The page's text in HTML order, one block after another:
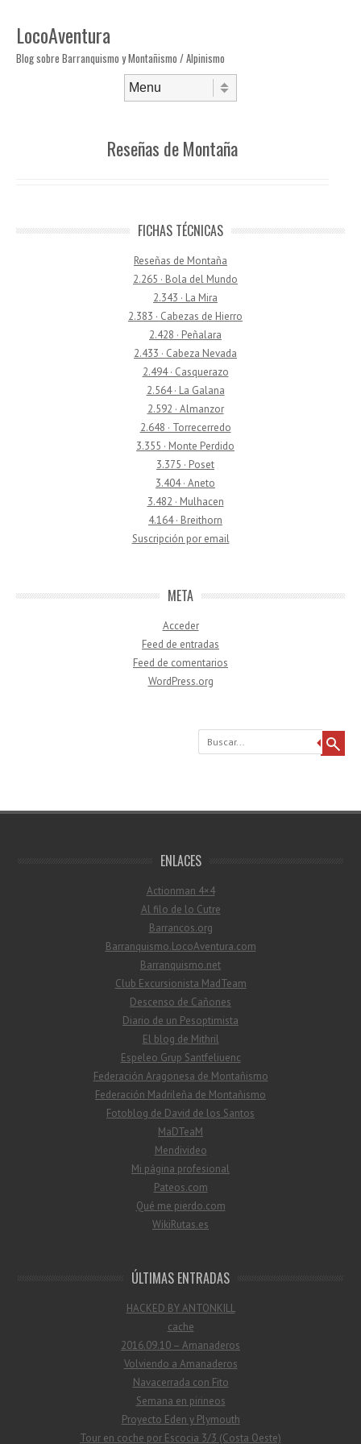
LocoAventura
Blog sobre Barranquismo y Montañismo / Alpinismo
Reseñas de Montaña
FICHAS TÉCNICAS
Reseñas de Montaña
2.265 · Bola del Mundo
2.343 · La Mira
2.383 · Cabezas de Hierro
2.428 · Peñalara
2.433 · Cabeza Nevada
2.494 · Casquerazo
2.564 · La Galana
2.592 · Almanzor
2.648 · Torrecerredo
3.355 · Monte Perdido
3.375 · Poset
3.404 · Aneto
3.482 · Mulhacen
4.164 · Breithorn
Suscripción por email
META
Acceder
Feed de entradas
Feed de comentarios
WordPress.org
Buscar
ENLACES
Actionman 4×4
Al filo de lo Cutre
Barrancos.org
Barranquismo.LocoAventura.com
Barranquismo.net
Club Excursionista MadTeam
Descenso de Cañones
Diario de un Pesoptimista
El blog de Mithril
Espeleo Grup Santfeliuenc
Federación Aragonesa de Montañismo
Federación Madrileña de Montañismo
Fotoblog de David de los Santos
MaDTeaM
Mendivideo
Mi página profesional
Pateos.com
Qué me pierdo.com
WikiRutas.es
ÚLTIMAS ENTRADAS
HACKED BY ANTONKILL
cache
2016.09.10 – Amanaderos
Volviendo a Amanaderos
Navacerrada con Fito
Semana en pirineos
Proyecto Eden y Plymouth
Tour en coche por Escocia 3/3 (Costa Oeste)